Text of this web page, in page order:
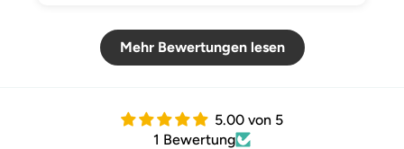
Mehr Bewertungen lesen
5.00 von 5
1 Bewertung